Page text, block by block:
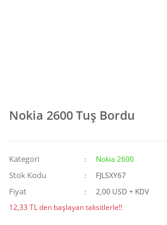
Nokia 2600 Tuş Bordu
Kategori Nokia 2600
Stok Kodu FJLSXY67
Fiyat
2,00 USD + KDV
12,33 TL den başlayan taksitlerle!!